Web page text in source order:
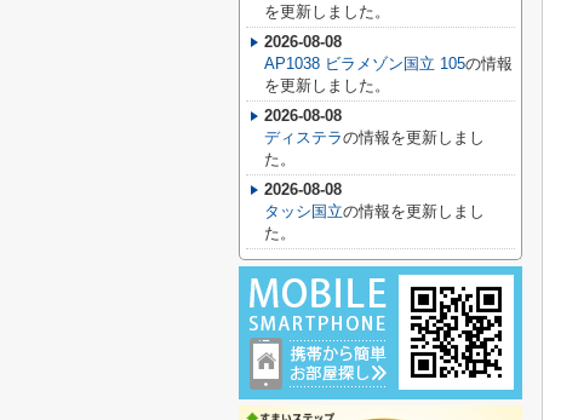
を更新しました。
2026-08-08
AP1038 ビラメゾン国立 105の情報
を更新しました。
2026-08-08
ディステラの情報を更新しまし
た。
2026-08-08
タッシ国立の情報を更新しまし
た。